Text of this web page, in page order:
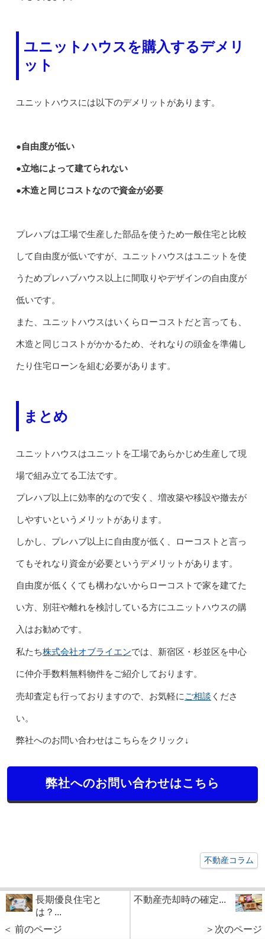
ユニットハウスを購入するデメリ
ット
ユニットハウスには以下のデメリットがあります。
●自由度が低い
●立地によって建てられない
●木造と同じコストなので資金が必要
プレハブは工場で生産した部品を使うため一般住宅と比較
して自由度が低いですが、ユニットハウスはユニットを使
うためプレハブハウス以上に間取りやデザインの自由度が
低いです。
また、ユニットハウスはいくらローコストだと言っても、
木造と同じコストがかかるため、それなりの頭金を準備し
たり住宅ローンを組む必要があります。
まとめ
ユニットハウスはユニットを工場であらかじめ生産して現
場で組み立てる工法です。
プレハブ以上に効率的なので安く、増改築や移設や撤去が
しやすいというメリットがあります。
しかし、プレハブ以上に自由度が低く、ローコストと言っ
てもそれなり資金が必要というデメリットがあります。
自由度が低くくても構わないからローコストで家を建てた
い方、別荘や離れを検討している方にユニットハウスの購
入はお勧めです。
私たち株式会社オブライエンでは、新宿区・杉並区を中心
に仲介手数料無料物件をご紹介しております。
売却査定も行っておりますので、お気軽にご相談 くださ
い。
弊社へのお問い合わせはこちらをクリック↓
弊社へのお問い合わせはこちら
不動産コラム
長期優良住宅と
は？...
＜ 前のページ
不動産売却時の確定...
＞次のページ